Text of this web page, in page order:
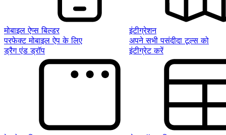
मोबाइल ऐप्स बिल्डर
परफेक्ट मोबाइल ऐप के लिए
ड्रैग एंड ड्रॉप
इंटीग्रेशन
अपने सभी पसंदीदा टूल्स को
इंटीग्रेट करें